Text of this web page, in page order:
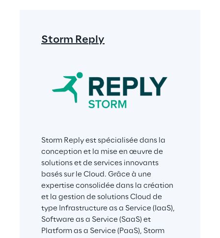
Storm Reply
Storm Reply est spécialisée dans la
conception et la mise en œuvre de
solutions et de services innovants
basés sur le Cloud. Grâce à une
expertise consolidée dans la création
et la gestion de solutions Cloud de
type Infrastructure as a Service (IaaS),
Software as a Service (SaaS) et
Platform as a Service (PaaS), Storm